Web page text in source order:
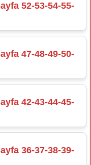
52-53-54-55-
47-48-49-50-
42-43-44-45-
36-37-38-39-